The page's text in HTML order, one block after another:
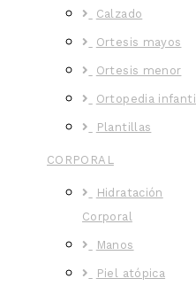
Calzado
Ortesis mayos
Ortesis menor
Ortopedia infantil
Plantillas
CORPORAL
Hidratación
Corporal
Manos
Piel atópica